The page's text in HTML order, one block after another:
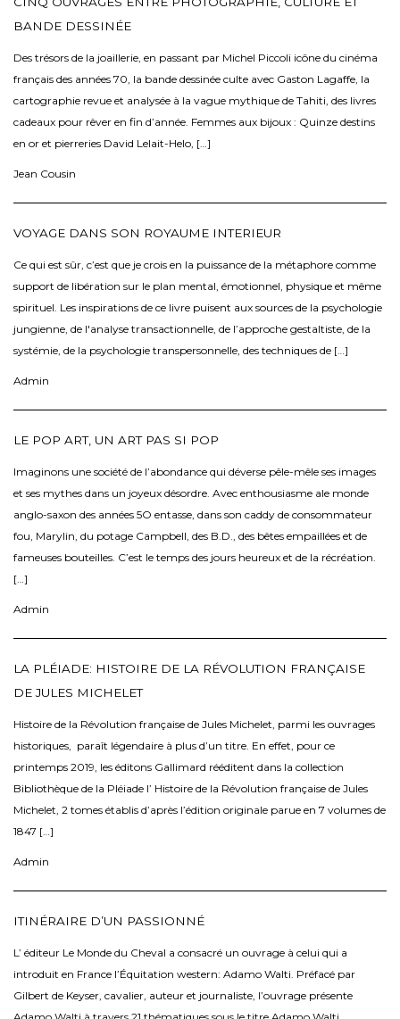
BANDE DESSINÉE
Des trésors de la joaillerie, en passant par Michel Piccoli icône du cinéma
français des années 70, la bande dessinée culte avec Gaston Lagaffe, la
cartographie revue et analysée à la vague mythique de Tahiti, des livres
cadeaux pour rêver en fin d’année. Femmes aux bijoux : Quinze destins
en or et pierreries David Lelait-Helo, […]
Jean Cousin
VOYAGE DANS SON ROYAUME INTERIEUR
Ce qui est sûr, c’est que je crois en la puissance de la métaphore comme
support de libération sur le plan mental, émotionnel, physique et même
spirituel. Les inspirations de ce livre puisent aux sources de la psychologie
jungienne, de l'analyse transactionnelle, de l’approche gestaltiste, de la
systémie, de la psychologie transpersonnelle, des techniques de […]
Admin
LE POP ART, UN ART PAS SI POP
Imaginons une société de l’abondance qui déverse pêle-mêle ses images
et ses mythes dans un joyeux désordre. Avec enthousiasme ale monde
anglo-saxon des années 5O entasse, dans son caddy de consommateur
fou, Marylin, du potage Campbell, des B.D., des bêtes empaillées et de
fameuses bouteilles. C’est le temps des jours heureux et de la récréation.
[…]
Admin
LA PLÉIADE: HISTOIRE DE LA RÉVOLUTION FRANÇAISE
DE JULES MICHELET
Histoire de la Révolution française de Jules Michelet, parmi les ouvrages
historiques, paraît légendaire à plus d’un titre. En effet, pour ce
printemps 2019, les éditons Gallimard rééditent dans la collection
Bibliothèque de la Pléiade l’ Histoire de la Révolution française de Jules
Michelet, 2 tomes établis d’après l’édition originale parue en 7 volumes de
1847 […]
Admin
ITINÉRAIRE D’UN PASSIONNÉ
L’ éditeur Le Monde du Cheval a consacré un ouvrage à celui qui a
introduit en France l’Équitation western: Adamo Walti. Préfacé par
Gilbert de Keyser, cavalier, auteur et journaliste, l’ouvrage présente